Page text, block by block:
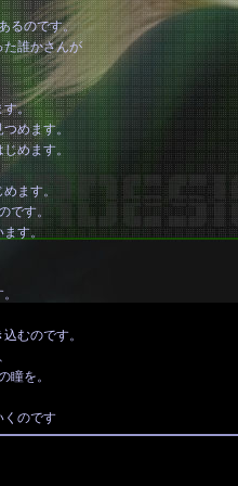
るのです。
誰かさんが
す。
めます。
めます。
ます。
です。
ます。
むのです。
瞳を。
くのです